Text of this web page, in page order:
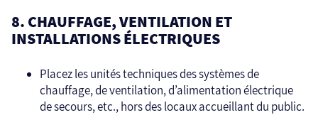
8. CHAUFFAGE, VENTILATION ET
INSTALLATIONS ÉLECTRIQUES
Placez les unités techniques des systèmes de
chauffage, de ventilation, d’alimentation électrique
de secours, etc., hors des locaux accueillant du public.